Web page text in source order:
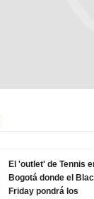
El 'outlet' de Tennis
Bogotá donde el
Friday pondrá los